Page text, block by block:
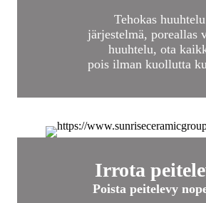
Tehokas huuhtelu
järjestelmä, poreallas
huuhtelu, ota
pois ilman kuollutta
Irrota
Poista peitelevy